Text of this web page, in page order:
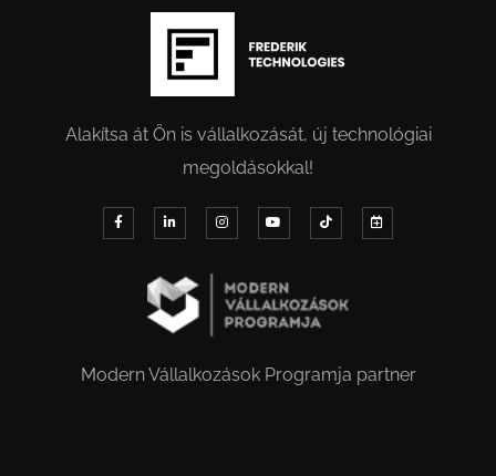
Alakítsa át Ön is vállalkozását, új technológiai
megoldásokkal!
Modern Vállalkozások Programja partner